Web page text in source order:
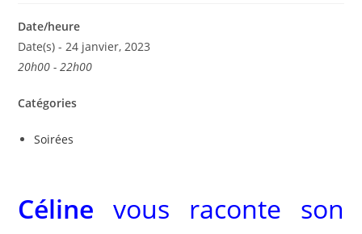
Date/heure
Date(s) - 24 janvier, 2023
20h00 - 22h00
Catégories
Soirées
Céline vous raconte son